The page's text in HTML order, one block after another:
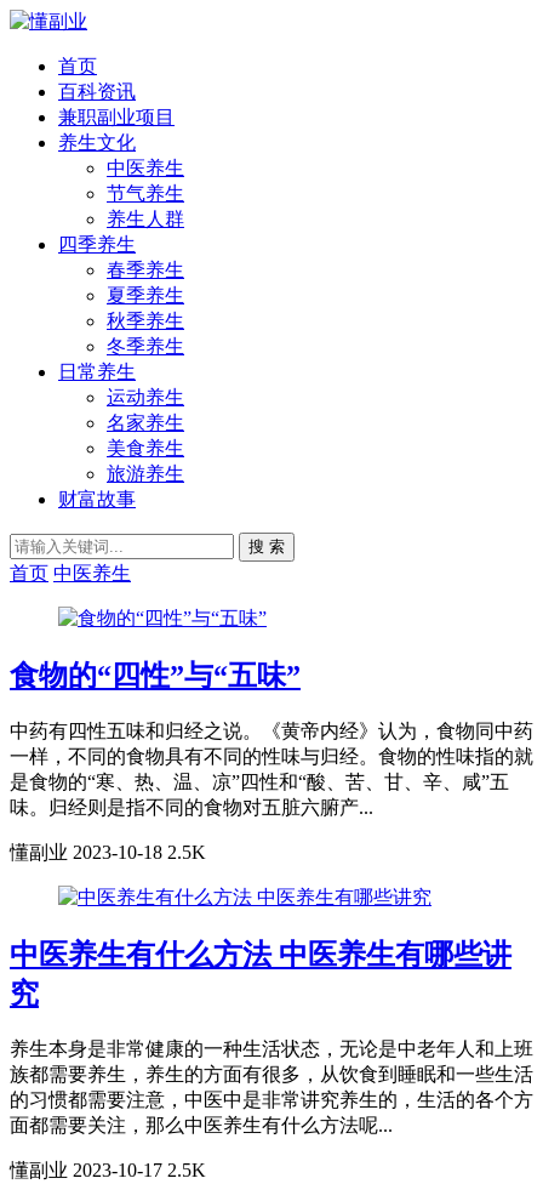
首页
百科资讯
兼职副业项目
养生文化
中医养生
节气养生
养生人群
四季养生
春季养生
夏季养生
秋季养生
冬季养生
日常养生
运动养生
名家养生
美食养生
旅游养生
财富故事
搜 索
首页 中医养生
食物的“四性”与“五味”
中药有四性五味和归经之说。《黄帝内经》认为，食物同中药
一样，不同的食物具有不同的性味与归经。食物的性味指的就
是食物的“寒、热、温、凉”四性和“酸、苦、甘、辛、咸”五
味。归经则是指不同的食物对五脏六腑产...
懂副业 2023-10-18 2.5K
中医养生有什么方法 中医养生有哪些讲
究
养生本身是非常健康的一种生活状态，无论是中老年人和上班
族都需要养生，养生的方面有很多，从饮食到睡眠和一些生活
的习惯都需要注意，中医中是非常讲究养生的，生活的各个方
面都需要关注，那么中医养生有什么方法呢...
懂副业 2023-10-17 2.5K